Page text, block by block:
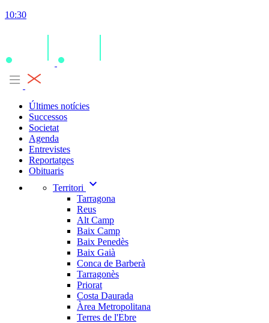
10:30
Últimes notícies
Successos
Societat
Agenda
Entrevistes
Reportatges
Obituaris
Territori
expand_more
Tarragona
Reus
Alt Camp
Baix Camp
Baix Penedès
Baix Gaià
Conca de Barberà
Tarragonès
Priorat
Costa Daurada
Àrea Metropolitana
Terres de l'Ebre